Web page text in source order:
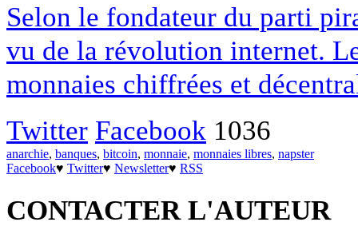
Selon le fondateur du parti
vu de la révolution internet.
monnaies chiffrées et
Twitter Facebook 1036
anarchie, banques, bitcoin, monnaie, monnaies libres, napster
Facebook♥ Twitter♥ Newsletter♥ RSS
CONTACTER L'AUTEUR